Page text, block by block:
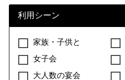
バー
創作料理・無国籍料理
利用シーン
家族・子供と
女子会
大人数の宴会